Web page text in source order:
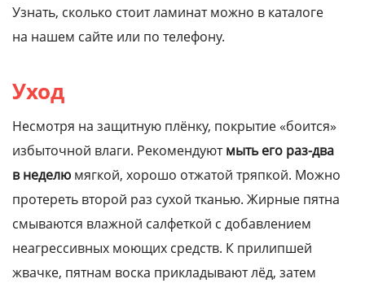
Узнать, сколько стоит ламинат можно в каталоге
на нашем сайте или по телефону.
Уход
Несмотря на защитную плёнку, покрытие «боится»
избыточной влаги. Рекомендуютмыть его раз-два
в неделю мягкой, хорошо отжатой тряпкой. Можно
протереть второй раз сухой тканью. Жирные пятна
смываются влажной салфеткой с добавлением
неагрессивных моющих средств. К прилипшей
жвачке, пятнам воска прикладывают лёд, затем